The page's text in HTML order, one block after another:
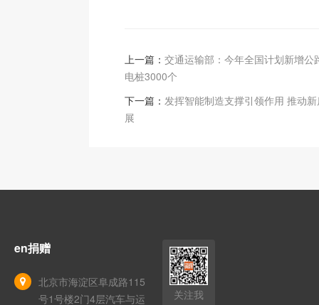
上一篇： 交通运输部：今年全国计划新增公
电桩3000个
下一篇： 发挥智能制造支撑引领作用 推动
展
en捐赠
北京市海淀区阜成路115
号1号楼2门4层汽车与运
关注我